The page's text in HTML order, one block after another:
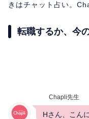
きはチャット占い。
転職するか、今
Chapli先生
Hさん、こん